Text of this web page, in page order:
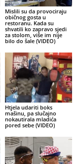
Mislili su da provociraju
običnog gosta u
restoranu. Kada su
shvatili ko zapravo sjedi
za stolom, više im nije
bilo do šale (VIDEO)
Htjela udariti boks
mašinu, pa slučajno
nokautirala mladića
pored sebe (VIDEO)